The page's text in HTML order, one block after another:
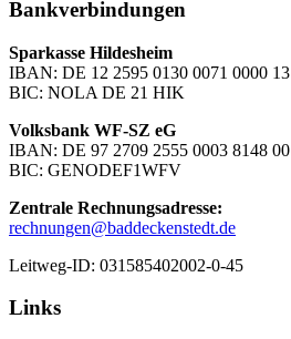
Bankverbindungen
Sparkasse Hildesheim
IBAN: DE 12 2595 0130 0071 0000 13
BIC: NOLA DE 21 HIK
Volksbank WF-SZ eG
IBAN: DE 97 2709 2555 0003 8148 00
BIC: GENODEF1WFV
Zentrale Rechnungsadresse:
rechnungen@baddeckenstedt.de
Leitweg-ID: 031585402002-0-45
Links